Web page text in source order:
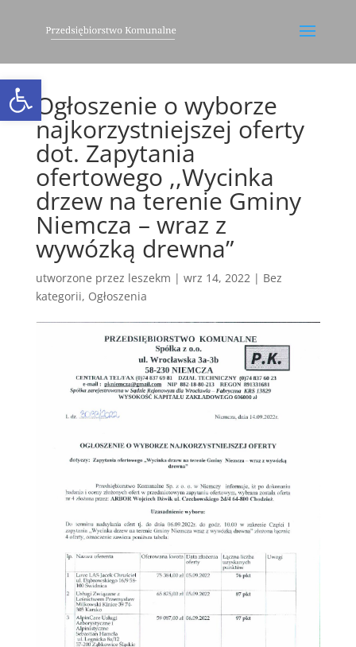
Otwórz pasek narzędzi
Ogłoszenie o wyborze
najkorzystniejszej oferty
dot. Zapytania
ofertowego ,,Wycinka
drzew na terenie Gminy
Niemcza – wraz z
wywózką drewna”
utworzone przez leszekm | wrz 14, 2022| Bez
kategorii, Ogłoszenia